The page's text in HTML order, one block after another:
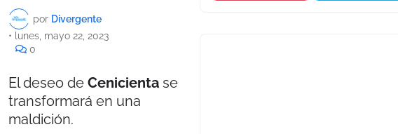
por Divergente
•
lunes, mayo 22, 2023
0
El deseo de Cenicienta se
transformará en una
maldición.